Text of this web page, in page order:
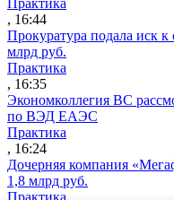
, 16:44
Прокуратура подала иск
млрд руб.
Практика
, 16:35
Экономколлегия ВС
по ВЭД ЕАЭС
Практика
, 16:24
Дочерняя компания
1,8 млрд руб.
Практика